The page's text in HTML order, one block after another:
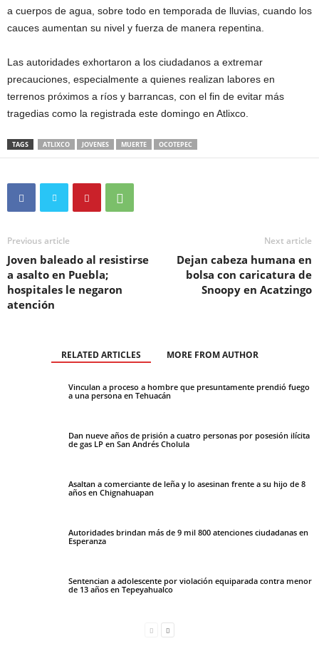
a cuerpos de agua, sobre todo en temporada de lluvias, cuando los
cauces aumentan su nivel y fuerza de manera repentina.
Las autoridades exhortaron a los ciudadanos a extremar
precauciones, especialmente a quienes realizan labores en
terrenos próximos a ríos y barrancas, con el fin de evitar más
tragedias como la registrada este domingo en Atlixco.
TAGS ATLIXCO JOVENES MUERTE OCOTEPEC
Previous article
Joven baleado al resistirse
a asalto en Puebla;
hospitales le negaron
atención
Next article
Dejan cabeza humana en
bolsa con caricatura de
Snoopy en Acatzingo
RELATED ARTICLES MORE FROM AUTHOR
Vinculan a proceso a hombre que presuntamente prendió fuego
a una persona en Tehuacán
Dan nueve años de prisión a cuatro personas por posesión ilícita
de gas LP en San Andrés Cholula
Asaltan a comerciante de leña y lo asesinan frente a su hijo de 8
años en Chignahuapan
Autoridades brindan más de 9 mil 800 atenciones ciudadanas en
Esperanza
Sentencian a adolescente por violación equiparada contra menor
de 13 años en Tepeyahualco